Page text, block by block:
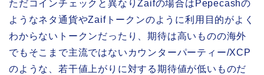
ただコインチェックと異なりZaifの場合はPepecashの
ようなネタ通貨やZaifトークンのように利用目的がよく
わからないトークンだったり、期待は高いものの海外
でもそこまで主流ではないカウンターパーティー/XCP
のような、若干値上がりに対する期待値が低いものだ